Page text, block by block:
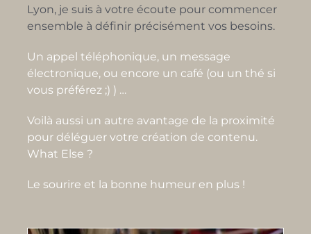
Lyon, je suis à votre écoute pour commencer
ensemble à définir précisément vos besoins.
Un appel téléphonique, un message
électronique, ou encore un café (ou un thé si
vous préférez ;) ) …
Voilà aussi un autre avantage de la proximité
pour déléguer votre création de contenu.
What Else ?
Le sourire et la bonne humeur en plus !